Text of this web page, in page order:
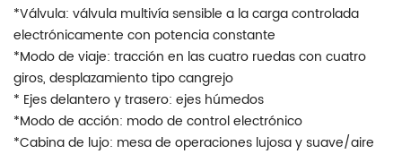
*Válvula: válvula multivía sensible a la carga controlada
electrónicamente con potencia constante
*Modo de viaje: tracción en las cuatro ruedas con cuatro
giros, desplazamiento tipo cangrejo
* Ejes delantero y trasero: ejes húmedos
*Modo de acción: modo de control electrónico
*Cabina de lujo: mesa de operaciones lujosa y suave/aire